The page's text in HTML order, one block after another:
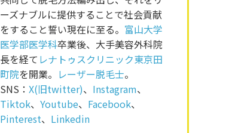
ーズナブルに提供することで社会貢献
をすること誓い現在に至る。 富山大学
医学部医学科卒業後、大手美容外科院
長を経て レナトゥスクリニック東京田
町院を開業。 レーザー脱毛士。
SNS： X(旧twitter)、 Instagram、
Tiktok、 Youtube、 Facebook、
Pinterest、 Linkedin